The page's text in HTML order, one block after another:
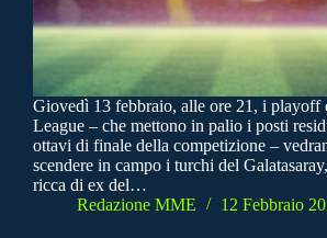
Giovedì 13 febbraio, alle ore 21, i playoff
League – che mettono in palio i posti
ottavi di finale della competizione –
scendere in campo i turchi del
ricca di ex del…
Redazione MME
12 Febbraio